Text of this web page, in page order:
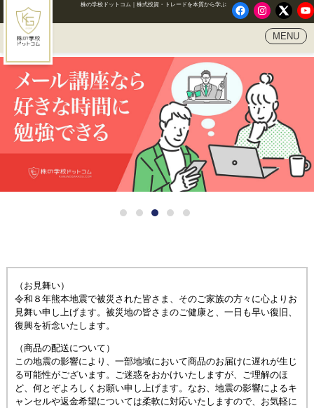
Facebook
Instagram
X
株の学校ドットコム｜株式投資・トレードを本質から学ぶ
MENU
HOME
株の学校ドットコムとは
通学講座
無料通信講座『銘柄選びの教科書』
メディア実績
講座一覧
よくあるお問い合わせ
お問い合わせ
（お見舞い）
令和８年熊本地震で被災された皆さま、そのご家族の方々に心よりお
見舞い申し上げます。被災地の皆さまのご健康と、一日も早い復旧、
復興を祈念いたします。
（商品の配送について）
この地震の影響により、一部地域において商品のお届けに遅れが生じ
る可能性がございます。ご迷惑をおかけいたしますが、ご理解のほ
ど、何とぞよろしくお願い申し上げます。なお、地震の影響によるキ
ャンセルや返金希望については柔軟に対応いたしますので、お気軽に